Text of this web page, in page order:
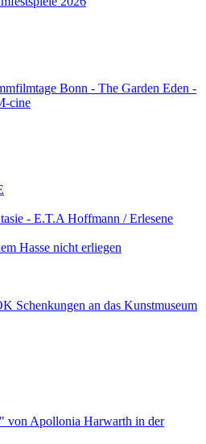
Bonn - The Garden Eden -
cine
- E.T.A Hoffmann / Erlesene
Hasse nicht erliegen
Schenkungen an das Kunstmuseum
von Apollonia Harwarth in der